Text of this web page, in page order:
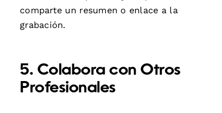
comparte un resumen o enlace a la
grabación.
5. Colabora con Otros
Profesionales